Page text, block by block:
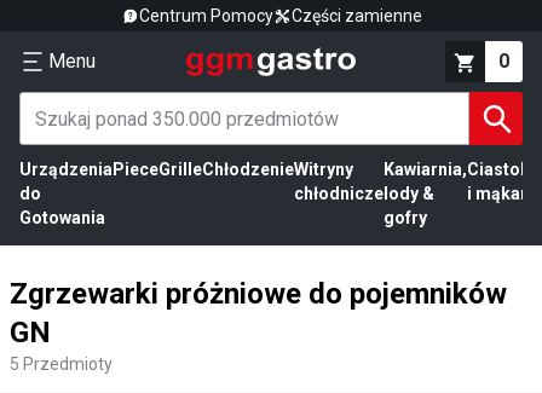
Centrum Pomocy Części zamienne
Menu 0
Urządzenia
do
Gotowania
PieceGrilleChłodzenieWitryny
chłodnicze
Kawiarnia,
lody &
gofry
Ciasto
i mąka
Zgrzewarki próżniowe do pojemników
GN
5 Przedmioty